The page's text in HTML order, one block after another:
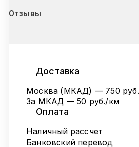
Отзывы
Доставка
Москва (МКАД) — 750 руб.
За МКАД — 50 руб./км
Оплата
Наличный рассчет
Банковский перевод